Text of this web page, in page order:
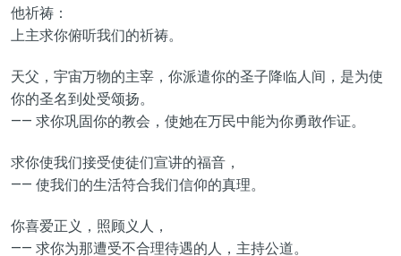
他祈祷：
上主求你俯听我们的祈祷。
天父，宇宙万物的主宰，你派遣你的圣子降临人间，是为使
你的圣名到处受颂扬。
—— 求你巩固你的教会，使她在万民中能为你勇敢作证。
求你使我们接受使徒们宣讲的福音，
—— 使我们的生活符合我们信仰的真理。
你喜爱正义，照顾义人，
—— 求你为那遭受不合理待遇的人，主持公道。